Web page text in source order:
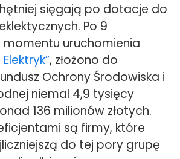
sięgają po dotacje do
Po 9
uruchomienia
Elektryk”, złożono do
Ochrony Środowiska i
niemal 4,9 tysięcy
136 milionów złotych.
są firmy, które
do tej pory grupę